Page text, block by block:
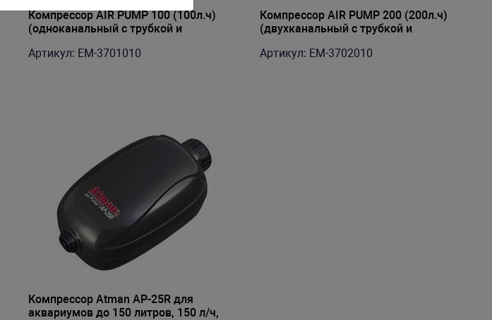
Компрессор AIR PUMP 100 (100л.ч)
(одноканальный с трубкой и
Артикул: EM-3701010
Компрессор AIR PUMP 200 (200л.ч)
(двухканальный с трубкой и
Артикул: EM-3702010
Компрессор Atman AP-25R для
аквариумов до 150 литров, 150 л/ч,